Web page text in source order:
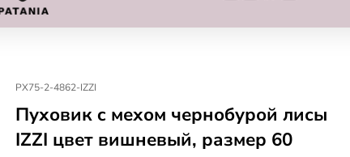
PX75-2-4862-IZZI
Пуховик c мехом чернобурой лисы
IZZI цвет вишневый, размер 60